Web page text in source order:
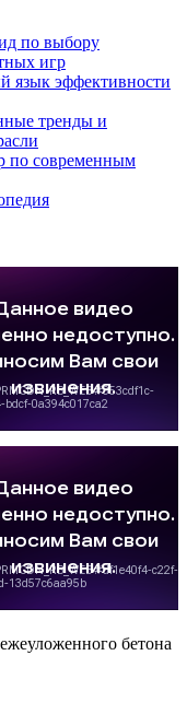
по выбору
игр
язык эффективности
тренды и
по современным
бетона